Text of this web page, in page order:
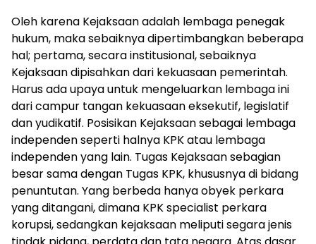
Oleh karena Kejaksaan adalah lembaga penegak
hukum, maka sebaiknya dipertimbangkan beberapa
hal; pertama, secara institusional, sebaiknya
Kejaksaan dipisahkan dari kekuasaan pemerintah.
Harus ada upaya untuk mengeluarkan lembaga ini
dari campur tangan kekuasaan eksekutif, legislatif
dan yudikatif. Posisikan Kejaksaan sebagai lembaga
independen seperti halnya KPK atau lembaga
independen yang lain. Tugas Kejaksaan sebagian
besar sama dengan Tugas KPK, khususnya di bidang
penuntutan. Yang berbeda hanya obyek perkara
yang ditangani, dimana KPK specialist perkara
korupsi, sedangkan kejaksaan meliputi segara jenis